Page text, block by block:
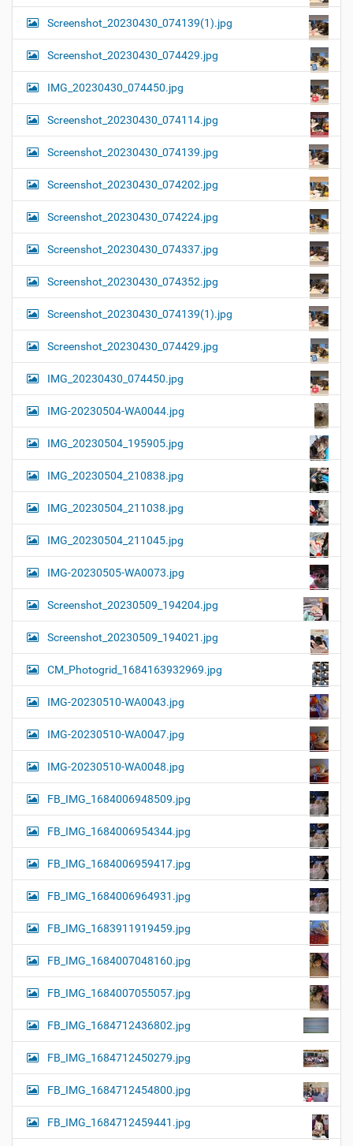
Screenshot_20230430_074139(1).jpg
Screenshot_20230430_074429.jpg
IMG_20230430_074450.jpg
Screenshot_20230430_074114.jpg
Screenshot_20230430_074139.jpg
Screenshot_20230430_074202.jpg
Screenshot_20230430_074224.jpg
Screenshot_20230430_074337.jpg
Screenshot_20230430_074352.jpg
Screenshot_20230430_074139(1).jpg
Screenshot_20230430_074429.jpg
IMG_20230430_074450.jpg
IMG-20230504-WA0044.jpg
IMG_20230504_195905.jpg
IMG_20230504_210838.jpg
IMG_20230504_211038.jpg
IMG_20230504_211045.jpg
IMG-20230505-WA0073.jpg
Screenshot_20230509_194204.jpg
Screenshot_20230509_194021.jpg
CM_Photogrid_1684163932969.jpg
IMG-20230510-WA0043.jpg
IMG-20230510-WA0047.jpg
IMG-20230510-WA0048.jpg
FB_IMG_1684006948509.jpg
FB_IMG_1684006954344.jpg
FB_IMG_1684006959417.jpg
FB_IMG_1684006964931.jpg
FB_IMG_1683911919459.jpg
FB_IMG_1684007048160.jpg
FB_IMG_1684007055057.jpg
FB_IMG_1684712436802.jpg
FB_IMG_1684712450279.jpg
FB_IMG_1684712454800.jpg
FB_IMG_1684712459441.jpg